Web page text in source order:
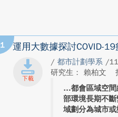
1 運用大數據探討COVID-
/ 都市計劃學系 /
研究生： 賴柏文
都會區域空
部環境長期不
域劃分為城市